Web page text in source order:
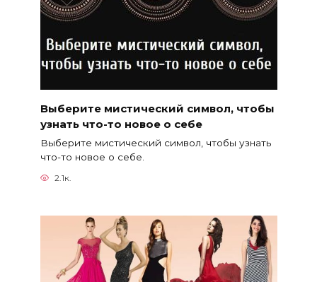
Выберите мистический символ, чтобы
узнать что-то новое о себе
Выберите мистический символ, чтобы узнать
что-то новое о себе.
2.1к.